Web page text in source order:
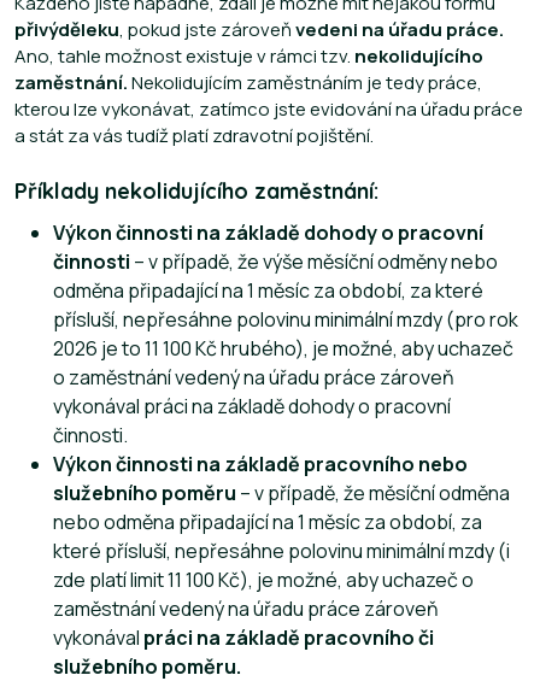
přivýděleku, pokud jste zároveňvedeni na úřadu práce.
Ano, tahle možnost existuje v rámci tzv. nekolidujícího
zaměstnání.Nekolidujícím zaměstnáním je tedy práce,
kterou lze vykonávat, zatímco jste evidování na úřadu práce
a stát za vás tudíž platí zdravotní pojištění.
Příklady nekolidujícího zaměstnání:
Výkon činnosti na základě dohody o pracovní
činnosti – v případě, že výše měsíční odměny nebo
odměna připadající na 1 měsíc za období, za které
přísluší, nepřesáhne polovinu minimální mzdy (pro rok
2026 je to 11 100 Kč hrubého), je možné, aby uchazeč
o zaměstnání vedený na úřadu práce zároveň
vykonával práci na základě dohody o pracovní
činnosti.
Výkon činnosti na základě pracovního nebo
služebního poměru – v případě, že měsíční odměna
nebo odměna připadající na 1 měsíc za období, za
které přísluší, nepřesáhne polovinu minimální mzdy (i
zde platí limit 11 100 Kč), je možné, aby uchazeč o
zaměstnání vedený na úřadu práce zároveň
vykonával práci na základě pracovního či
služebního poměru.